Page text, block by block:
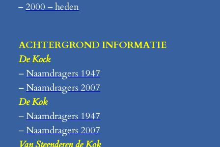
–2000 – heden
ACHTERGROND INFORMATIE
De Kock
–Naamdragers 1947
–Naamdragers 2007
De Kok
–Naamdragers 1947
–Naamdragers 2007
Van Steenderen de Kok